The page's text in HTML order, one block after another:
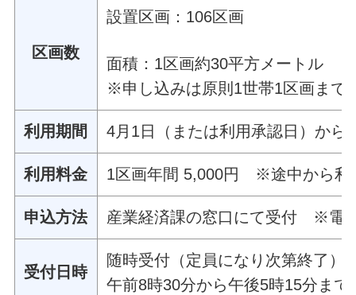
区画数
設置区画：106区画
面積：1区画約30平方メートル
※申し込みは原則1世帯1区画まで
利用期間 4月1日（または利用承認日）から
利用料金 1区画年間 5,000円 ※途中から利
申込方法 産業経済課の窓口にて受付 ※電
受付日時
随時受付（定員になり次第終了）
午前8時30分から午後5時15分ま